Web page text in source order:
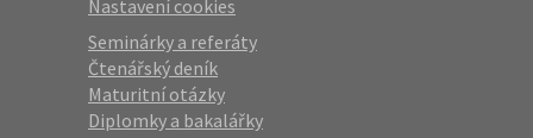
Nastavení cookies
Seminárky a referáty
Čtenářský deník
Maturitní otázky
Diplomky a bakalářky